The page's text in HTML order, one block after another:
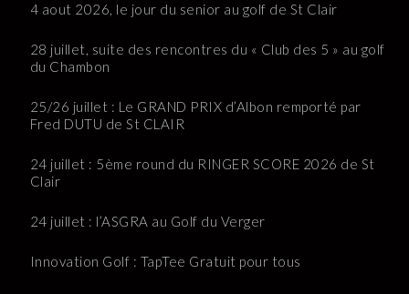
4 aout 2026, le jour du senior au golf de St Clair
28 juillet, suite des rencontres du « Club des 5 » au golf
du Chambon
25/26 juillet : Le GRAND PRIX d’Albon remporté par
Fred DUTU de St CLAIR
24 juillet : 5ème round du RINGER SCORE 2026 de St
Clair
24 juillet : l’ASGRA au Golf du Verger
Innovation Golf : TapTee Gratuit pour tous